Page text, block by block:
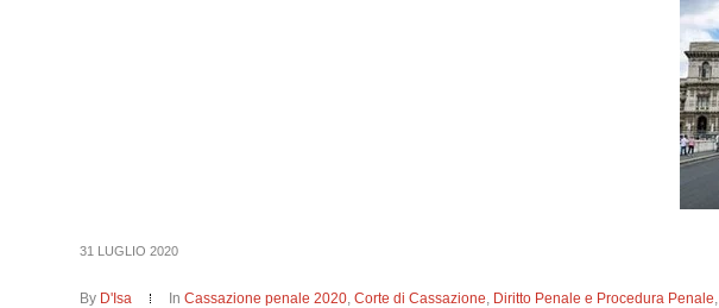
31 LUGLIO 2020
By D'Isa InCassazione penale 2020,Corte di Cassazione, Diritto Penale e Procedura Penale